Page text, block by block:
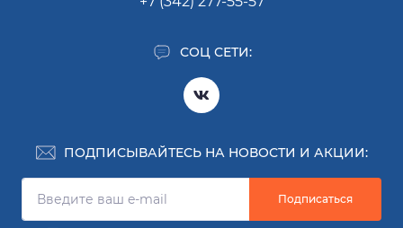
СОЦ СЕТИ:
ПОДПИСЫВАЙТЕСЬ НА НОВОСТИ И АКЦИИ:
Подписаться